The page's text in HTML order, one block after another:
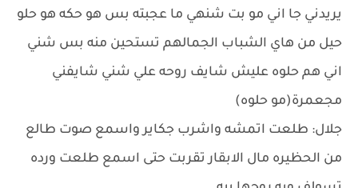
يريدني جا اني مو بت شنهي ما عجبته بس هو حكه هو حلو
حيل من هاي الشباب الجمالهم تستحين منه بس شني
اني هم حلوه عليش شايف روحه علي شني شايفني
مجعمرة(مو حلوه)
جلال: طلعت اتمشه واشرب جكاير واسمع صوت طالع
من الحظيره مال الابقار تقربت حتى اسمع طلعت ورده